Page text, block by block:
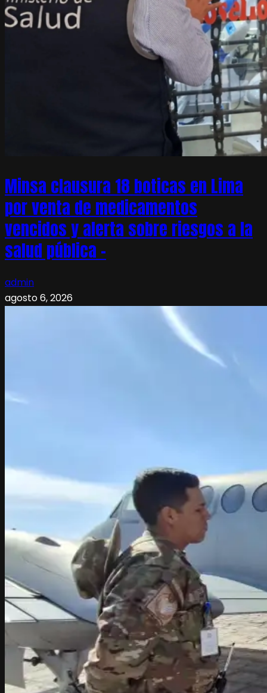
Minsa clausura 18 boticas en Lima
por venta de medicamentos
vencidos y alerta sobre riesgos a la
salud pública –
admin
agosto 6, 2026